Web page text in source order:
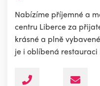
Nabízíme příjemné a
centru Liberce za
krásné a plně
je i oblíbená